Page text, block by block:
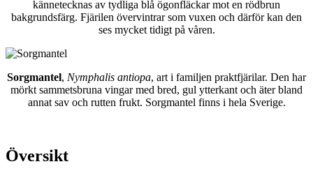
kännetecknas av tydliga blå ögonfläckar mot en rödbrun
bakgrundsfärg. Fjärilen övervintrar som vuxen och därför kan den
ses mycket tidigt på våren.
Sorgmantel, Nymphalis antiopa, art i familjen praktfjärilar. Den har
mörkt sammetsbruna vingar med bred, gul ytterkant och äter bland
annat sav och rutten frukt. Sorgmantel finns i hela Sverige.
Översikt